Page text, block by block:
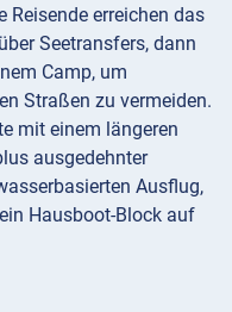
Reisende erreichen das
Seetransfers, dann
Camp, um
Straßen zu vermeiden.
mit einem längeren
ausgedehnter
Ausflug,
Hausboot-Block auf